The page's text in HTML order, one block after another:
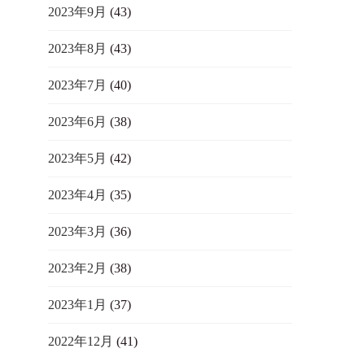
2023年9月 (43)
2023年8月 (43)
2023年7月 (40)
2023年6月 (38)
2023年5月 (42)
2023年4月 (35)
2023年3月 (36)
2023年2月 (38)
2023年1月 (37)
2022年12月 (41)